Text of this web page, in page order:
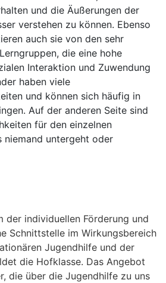
und die Äußerungen der
verstehen zu können. Ebenso
auch sie von den sehr
die eine hohe
Interaktion und Zuwendung
haben viele
und können sich häufig in
Auf der anderen Seite sind
für den einzelnen
niemand untergeht oder
der individuellen Förderung und
Schnittstelle im Wirkungsbereich
Jugendhilfe und der
die Hofklasse. Das Angebot
die über die Jugendhilfe zu uns